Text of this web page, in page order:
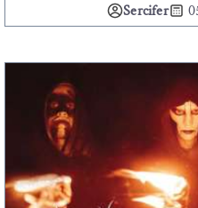
Sercifer